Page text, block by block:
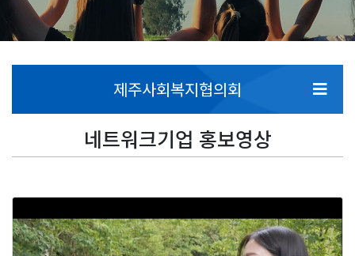
제주사회복지협의회
네트워크기업 홍보영상